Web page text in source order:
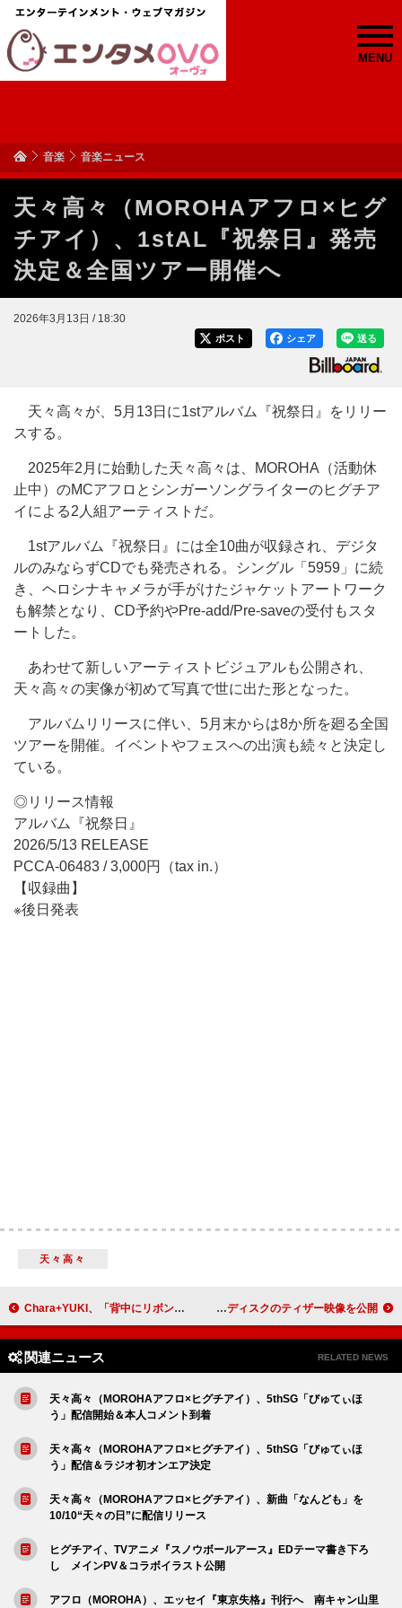
MENU
音楽 音楽ニュース
天々高々（MOROHAアフロ×ヒグ
チアイ）、1stAL『祝祭日』発売
決定＆全国ツアー開催へ
2026年3月13日 / 18:30
送る
シェア
ポスト
天々高々が、5月13日に1stアルバム『祝祭日』をリリー
スする。
2025年2月に始動した天々高々は、MOROHA（活動休
止中）のMCアフロとシンガーソングライターのヒグチア
イによる2人組アーティストだ。
1stアルバム『祝祭日』には全10曲が収録され、デジタ
ルのみならずCDでも発売される。シングル「5959」に続
き、ヘロシナキャメラが手がけたジャケットアートワーク
も解禁となり、CD予約やPre-add/Pre-saveの受付もスタ
ートした。
あわせて新しいアーティストビジュアルも公開され、
天々高々の実像が初めて写真で世に出た形となった。
アルバムリリースに伴い、5月末からは8か所を廻る全国
ツアーを開催。イベントやフェスへの出演も続々と決定し
ている。
◎リリース情報
アルバム『祝祭日』
2026/5/13 RELEASE
PCCA-06483 / 3,000円（tax in.）
【収録曲】
※後日発表
天々高々
Chara+YUKI、「背中にリボン」アニメーションMV公開 Travis Japan、Vlogなど収録『陰ニモ日向ニモ』初回T盤特典ディスクのティザー映像を公開
関連ニュース RELATED NEWS
天々高々（MOROHAアフロ×ヒグチアイ）、5thSG「びゅてぃほ
う」配信開始＆本人コメント到着
天々高々（MOROHAアフロ×ヒグチアイ）、5thSG「びゅてぃほ
う」配信＆ラジオ初オンエア決定
天々高々（MOROHAアフロ×ヒグチアイ）、新曲「なんども」を
10/10“天々の日”に配信リリース
ヒグチアイ、TVアニメ『スノウボールアース』EDテーマ書き下ろ
し メインPV＆コラボイラスト公開
アフロ（MOROHA）、エッセイ『東京失格』刊行へ 南キャン山里